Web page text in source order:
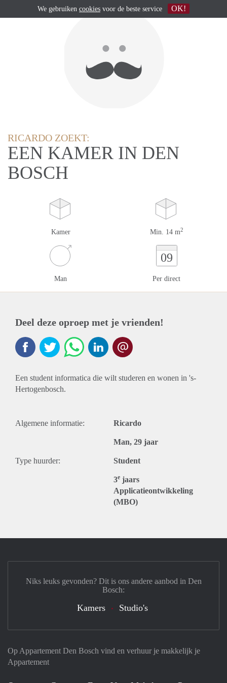
RICARDO ZOEKT:
EEN KAMER IN DEN
BOSCH
Kamer Min. 14 m2
Man
09
Per direct
Deel deze oproep met je vrienden!
Een student informatica die wilt studeren en wonen in 's-
Hertogenbosch.
Algemene informatie: Ricardo
Man, 29 jaar
Type huurder: Student
3e jaars
Applicatieontwikkeling
(MBO)
Op Appartement Den Bosch vind en verhuur je makkelijk je
Appartement
Niks leuks gevonden? Dit is ons andere aanbod in Den
Bosch:
Kamers Studio's
We gebruiken cookies voor de beste service OK!